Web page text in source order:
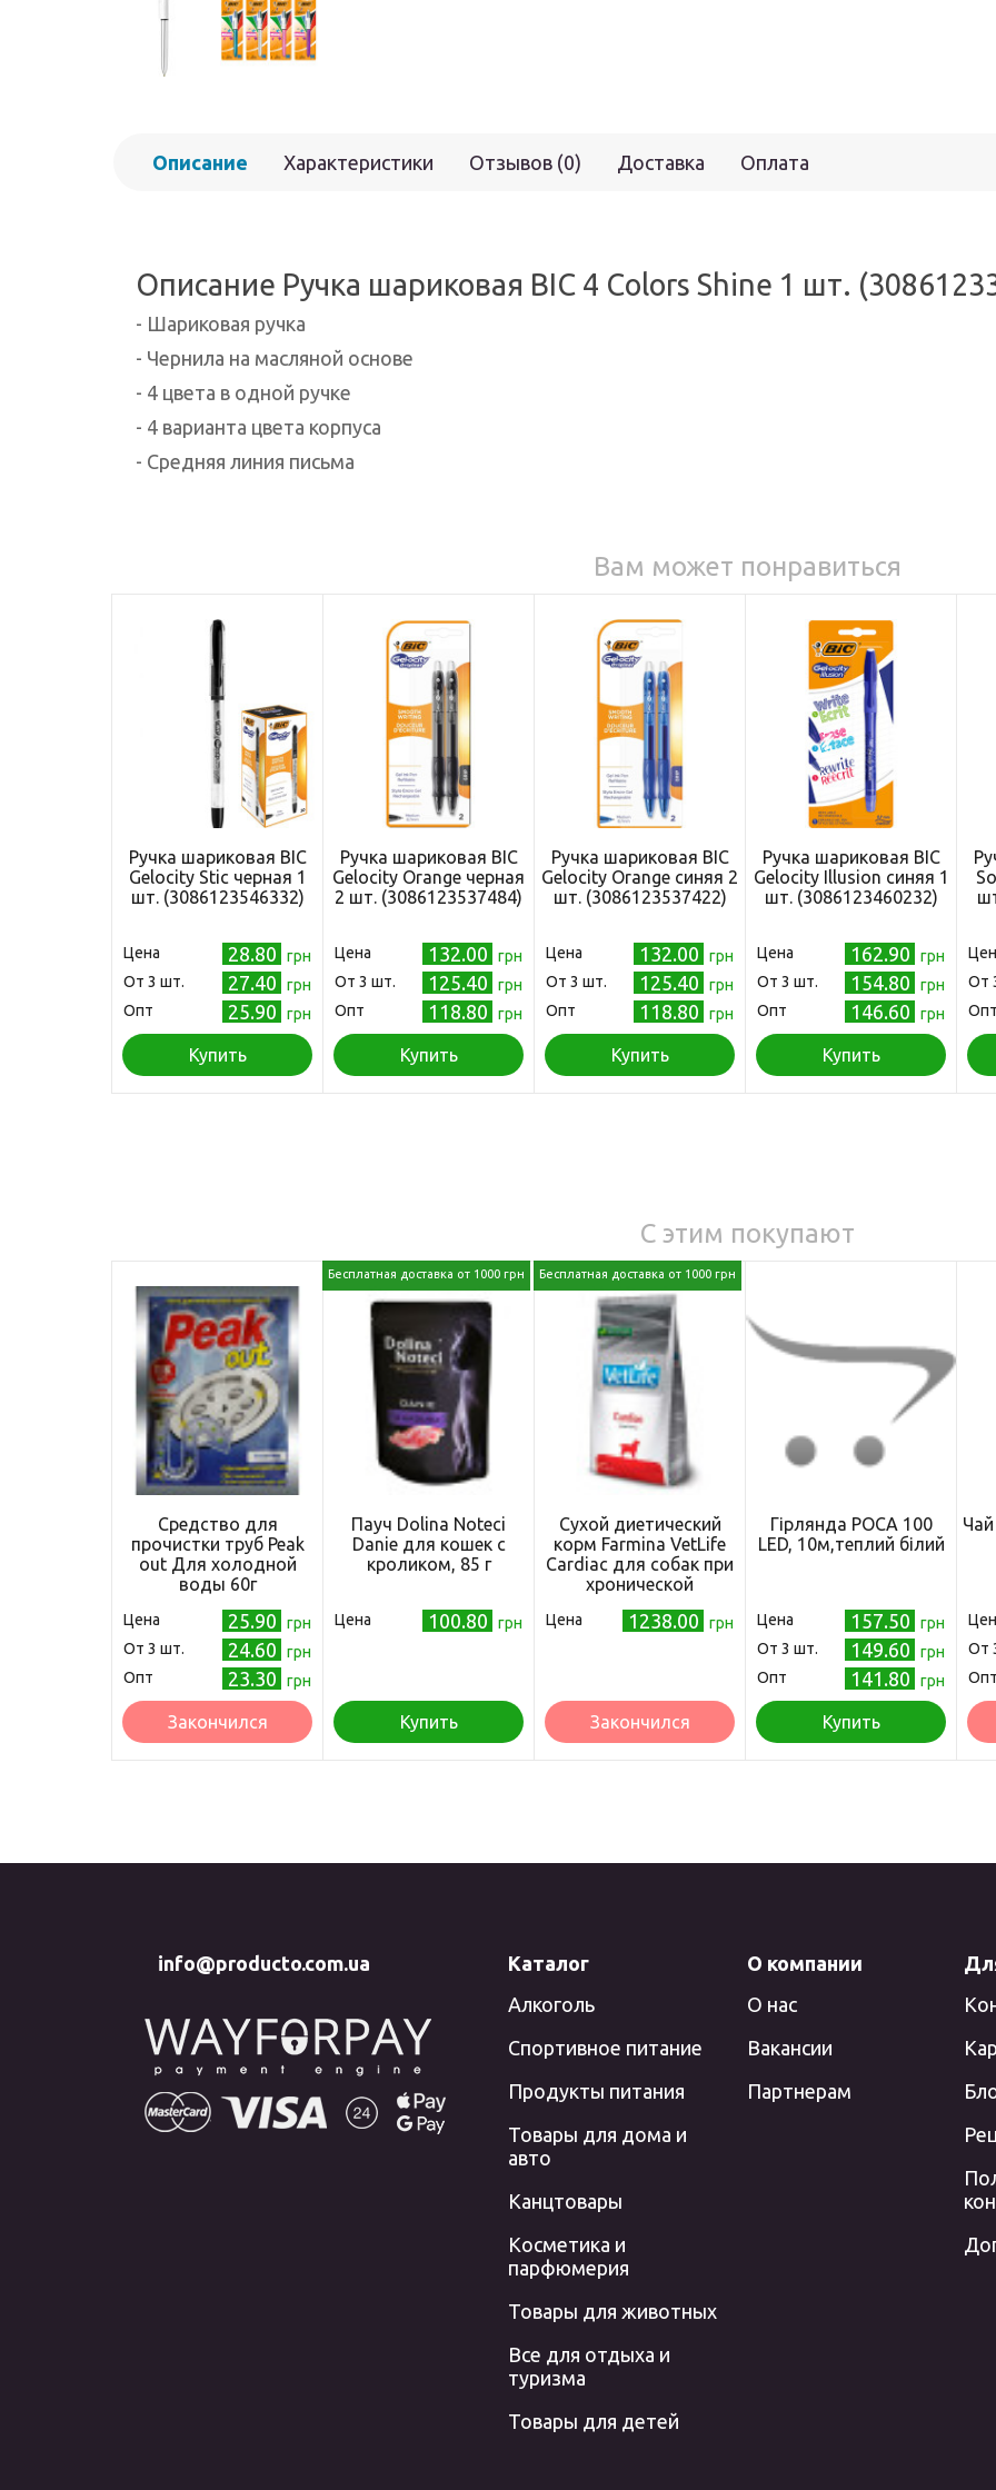
Описание Характеристики Отзывов (0) Доставка Оплата
Описание Ручка шариковая BIC 4 Colors Shine 1 шт.
- Шариковая ручка
- Чернила на масляной основе
- 4 цвета в одной ручке
- 4 варианта цвета корпуса
- Средняя линия письма
Вам может понравиться
Ручка шариковая BIC
Gelocity Stic черная 1
шт. (3086123546332)
Цена 28.80
грн
Oт 3 шт.
27.40
грн
Опт
25.90 грн
Купить
Ручка шариковая BIC
Gelocity Orange черная
2 шт. (3086123537484)
Цена 132.00
грн
Oт 3 шт.
125.40
грн
Опт
118.80 грн
Купить
Ручка шариковая BIC
Gelocity Orange синяя 2
шт. (3086123537422)
Цена 132.00
грн
Oт 3 шт.
125.40
грн
Опт
118.80 грн
Купить
Ручка шариковая BIC
Gelocity Illusion синяя 1
шт. (3086123460232)
Цена 162.90
грн
Oт 3 шт.
154.80
грн
Опт
146.60 грн
Купить
Oт
Опт
С этим покупают
Средство для
прочистки труб Peak
out Для холодной
воды 60г
Цена 25.90
грн
Oт 3 шт.
24.60
грн
Опт
23.30 грн
Закончился
Бесплатная доставка от 1000 грн
Пауч Dolina Noteci
Danie для кошек с
кроликом, 85 г
Цена 100.80 грн
Купить
Бесплатная доставка от 1000 грн
Сухой диетический
корм Farmina VetLife
Cardiac для собак при
хронической
недостаточности, с
Цена 1238.00 грн
Закончился
Гірлянда РОСА 100
LED, 10м,теплий білий
Цена 157.50
грн
Oт 3 шт.
149.60
грн
Опт
141.80 грн
Купить
Oт
Опт
info@producto.com.ua
Каталог
Алкоголь
Спортивное питание
Продукты питания
Товары для дома и
авто
Канцтовары
Косметика и
парфюмерия
Товары для животных
Все для отдыха и
туризма
Товары для детей
О компании
О нас
Вакансии
Партнерам